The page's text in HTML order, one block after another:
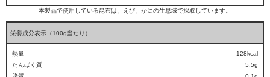
本製品で使用している昆布は、えび、かにの生息域で採取しています。
栄養成分表示（100g当たり）
熱量
128kcal
たんぱく質
5.5g